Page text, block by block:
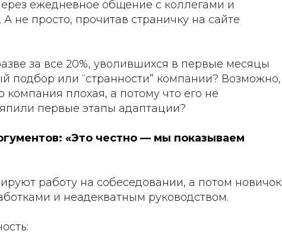
ежедневное общение с коллегами и
не просто, прочитав страничку на сайте
за все 20%, уволившихся в первые месяцы
подбор или “странности” компании? Возможно,
компания плохая, а потому что его не
первые этапы адаптации?
«Это честно — мы показываем
работу на собеседовании, а потом новичок
и неадекватным руководством.